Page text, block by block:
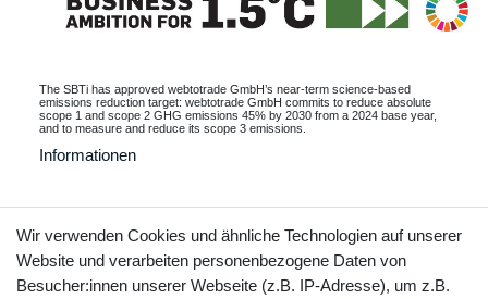
The SBTi has approved webtotrade GmbH’s near-term science-based
emissions reduction target: webtotrade GmbH commits to reduce absolute
scope 1 and scope 2 GHG emissions 45% by 2030 from a 2024 base year,
and to measure and reduce its scope 3 emissions.
Informationen
Vertrag widerrufen Kontakt
Wir verwenden Cookies und ähnliche Technologien auf unserer
Website und verarbeiten personenbezogene Daten von
Besucher:innen unserer Webseite (z.B. IP-Adresse), um z.B.